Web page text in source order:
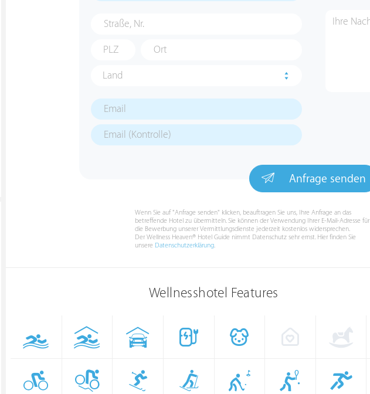
Land
Anfrage senden
Wenn Sie auf "Anfrage senden" klicken, beauftragen Sie uns, Ihre Anfrage an das
betreffende Hotel zu übermitteln. Sie können der Verwendung Ihrer E-Mail-Adresse für
die Bewerbung unserer Vermittlungsdienste jederzeit kostenlos widersprechen.
Der Wellness Heaven® Hotel Guide nimmt Datenschutz sehr ernst. Hier finden Sie
unsere Datenschutzerklärung.
Wellnesshotel Features